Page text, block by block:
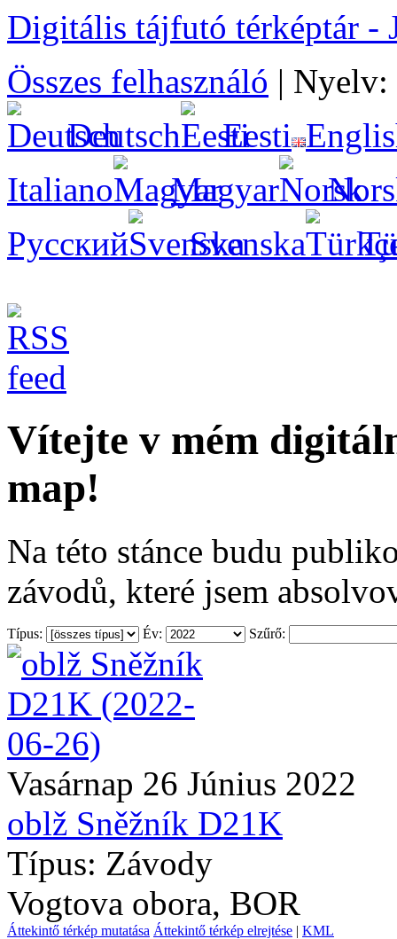
Digitális tájfutó térképtár -
Összes felhasználó | Nyelv:
Deutsch
Eesti
Italiano
Magyar
Русский
Svenska
Vítejte v mém
map!
Na této stánce budu
závodů, které jsem
Típus: Év: Szűrő:
Vasárnap 26 Június 2022
oblž Sněžník D21K
Típus: Závody
Vogtova obora, BOR
Áttekintő térkép mutatása Áttekintő térkép elrejtése | KML